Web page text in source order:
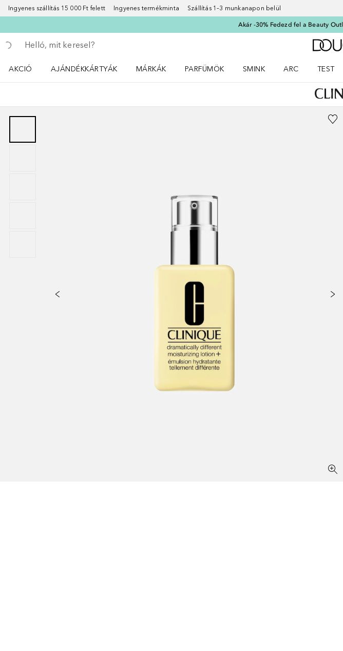
Ingyenes szállítás 15 000 Ft felett Ingyenes termékminta Szállítás 1–3 munkanapon belül
Akár -30% Fedezd fel a Beauty
Menj vissza
Keresés végrehajtása
AKCIÓ
AJÁNDÉKKÁRTYÁK
MÁRKÁK
PARFÜMÖK
SMINK
ARC
TEST